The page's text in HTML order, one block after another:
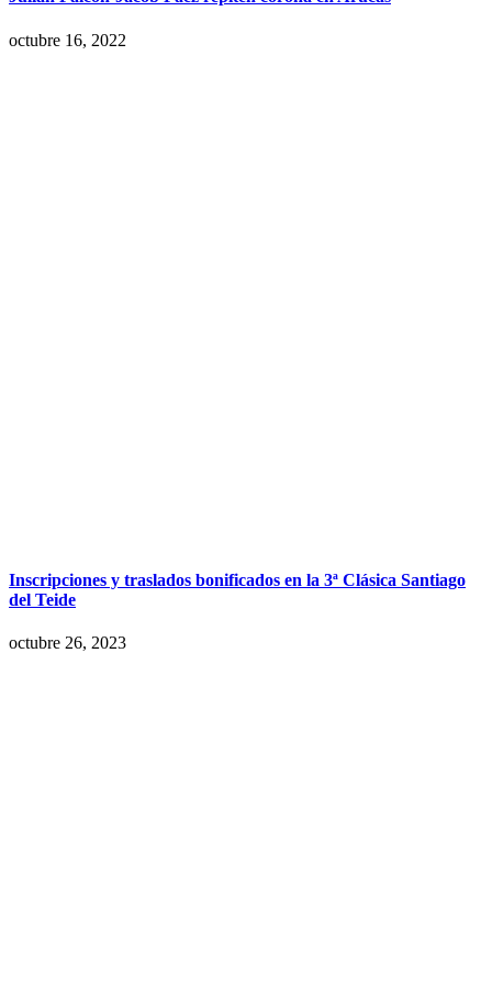
octubre 16, 2022
Inscripciones y traslados bonificados en la 3ª Clásica Santiago
del Teide
octubre 26, 2023